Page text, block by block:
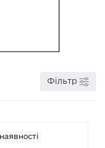
Фільтр